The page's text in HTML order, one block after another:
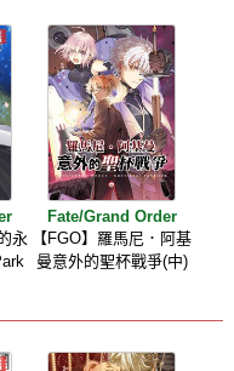
永
Fate/Grand Order
【FGO】羅馬尼．阿基
曼意外的聖杯戰爭(中)